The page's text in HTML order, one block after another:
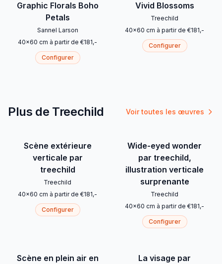
Graphic Florals Boho
Petals
Sannel Larson
40x60 cm à partir de €181,-
Configurer
Vivid Blossoms
Treechild
40x60 cm à partir de €181,-
Configurer
Plus de Treechild Voir toutes les œuvres
Scène extérieure
verticale par
treechild
Treechild
40x60 cm à partir de €181,-
Configurer
Wide-eyed wonder
par treechild,
illustration verticale
surprenante
Treechild
40x60 cm à partir de €181,-
Configurer
Scène en plein air en
La visage par